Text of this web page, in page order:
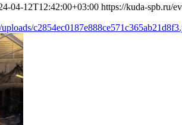
04-12T12:42:00+03:00 https://kuda-spb.ru/